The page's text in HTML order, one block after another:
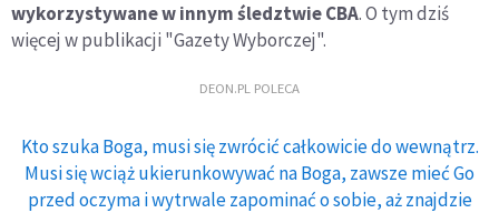
wykorzystywane w innym śledztwie CBA. O tym dziś
więcej w publikacji "Gazety Wyborczej".
DEON.PL POLECA
Kto szuka Boga, musi się zwrócić całkowicie do wewnątrz.
Musi się wciąż ukierunkowywać na Boga, zawsze mieć Go
przed oczyma i wytrwale zapominać o sobie, aż znajdzie